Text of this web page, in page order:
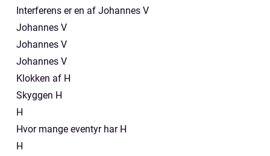
Interferens er en af Johannes V
Johannes V
Johannes V
Johannes V
Klokken af H
Skyggen H
H
Hvor mange eventyr har H
H